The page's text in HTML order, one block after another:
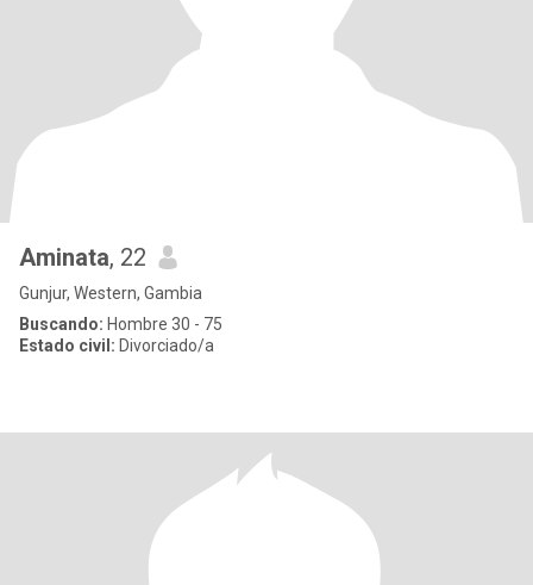
Aminata, 22
Gunjur, Western, Gambia
Buscando: Hombre 30 - 75
Estado civil: Divorciado/a